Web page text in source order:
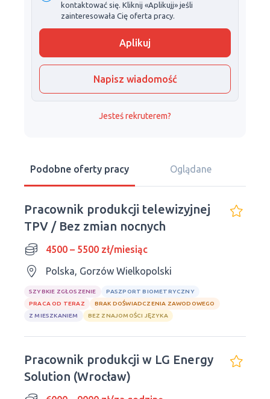
kontaktować się. Kliknij «Aplikujj» jeśli
zainteresowała Cię oferta pracy.
Aplikuj
Napisz wiadomość
Jesteś rekruterem?
Podobne oferty pracy Oglądane
Pracownik produkcji telewizyjnej
TPV / Bez zmian nocnych
4500 – 5500 zł/miesiąc
Polska, Gorzów Wielkopolski
SZYBKIE ZGŁOSZENIE
PASZPORT BIOMETRYCZNY
PRACA OD TERAZ
BRAK DOŚWIADCZENIA ZAWODOWEGO
Z MIESZKANIEM
BEZ ZNAJOMOŚCI JĘZYKA
Pracownik produkcji w LG Energy
Solution (Wrocław)